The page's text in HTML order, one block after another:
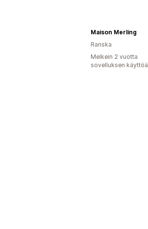
Maison Merling
Ranska
Melkein 2 vuotta
sovelluksen käyttöä